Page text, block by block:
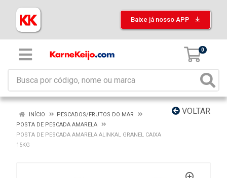
Baixe já nosso APP
0
VOLTAR
INÍCIO
PESCADOS/FRUTOS DO MAR
POSTA DE PESCADA AMARELA
POSTA DE PESCADA AMARELA ALINKAL GRANEL CAIXA
15KG